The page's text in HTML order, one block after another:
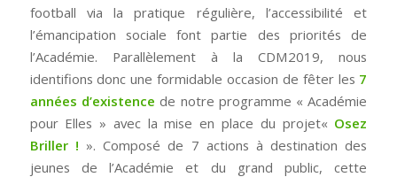
football via la pratique régulière, l’accessibilité et
l’émancipation sociale font partie des priorités de
l’Académie. Parallèlement à la CDM2019, nous
identifions donc une formidable occasion de fêter les 7
années d’existence de notre programme « Académie
pour Elles » avec la mise en place du projet« Osez
Briller ! ». Composé de 7 actions à destination des
jeunes de l’Académie et du grand public, cette